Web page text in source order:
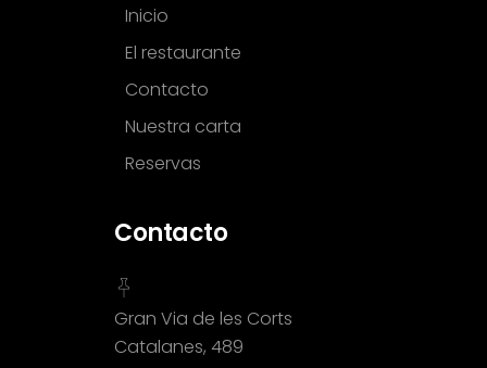
Inicio
El restaurante
Contacto
Nuestra carta
Reservas
Contacto
Gran Via de les Corts
Catalanes, 489